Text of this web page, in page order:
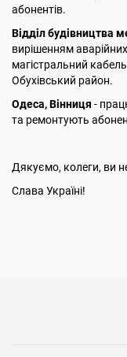
абонентів.
Відділ будівництва
вирішенням аварійних
магістральний
Обухівський район.
Одеса, Вінниця -
та ремонтують
Дякуємо, колеги, ви
Слава Україні!